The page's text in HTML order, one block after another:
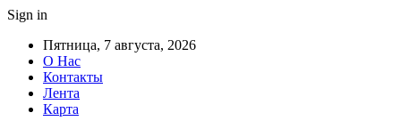
Sign in
Пятница, 7 августа, 2026
О Нас
Контакты
Лента
Карта